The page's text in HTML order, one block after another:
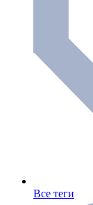
Все теги